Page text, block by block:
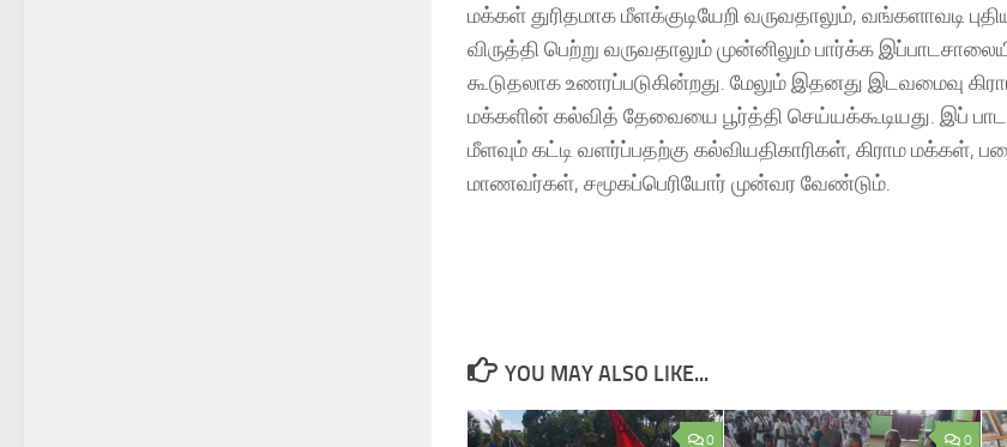
மக்கள் துரிதமாக மீளக்குடியேறி வருவதாலும், வங்களாவடி
விருத்தி பெற்று வருவதாலும் முன்னிலும் பார்க்க
கூடுதலாக உணரப்படுகின்றது. மேலும் இதனது இடவமைவு
மக்களின் கல்வித் தேவையை பூர்த்தி செய்யக்கூடியது. இப்
மீளவும் கட்டி வளர்ப்பதற்கு கல்வியதிகாரிகள், கிராம மக்கள்,
மாணவர்கள், சமூகப்பெரியோர் முன்வர வேண்டும்.
YOU MAY ALSO LIKE...
0 0